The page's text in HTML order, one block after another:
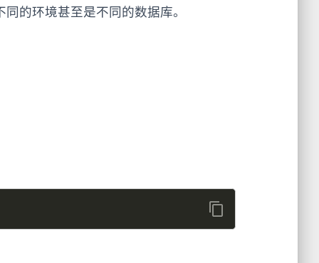
的环境甚至是不同的数据库。
content_copy